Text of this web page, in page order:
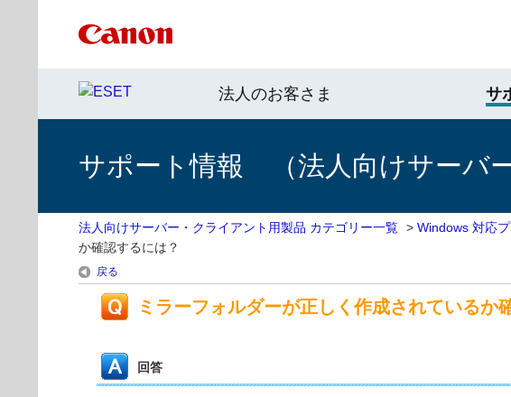
法人のお客さま サ
サポート情報 （法人向けサーバ
法人向けサーバー・クライアント用製品 カテゴリー一覧 > Windows 対応
か確認するには？
戻る
ミラーフォルダーが正しく作成されているか
回答